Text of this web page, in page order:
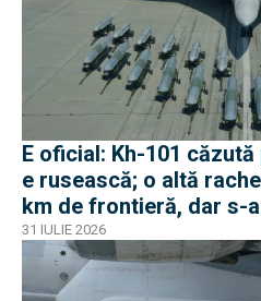
E oficial: Kh-101
e rusească; o altă
km de frontieră, dar s-
31 IULIE 2026